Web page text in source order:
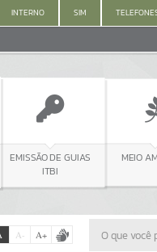
INTERNO SIM
DE GUIAS
MEIO
A- A+